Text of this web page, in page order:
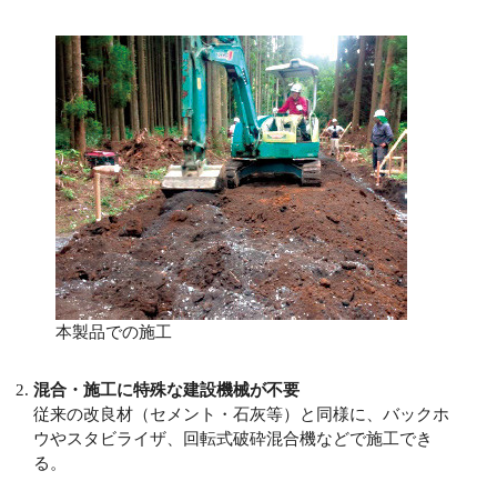
本製品での施工
混合・施工に特殊な建設機械が不要
従来の改良材（セメント・石灰等）と同様に、バックホ
ウやスタビライザ、回転式破砕混合機などで施工でき
る。